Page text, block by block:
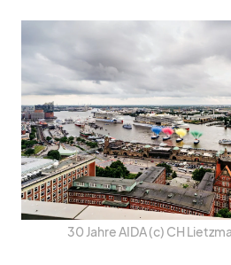
30 Jahre AIDA (c) CH